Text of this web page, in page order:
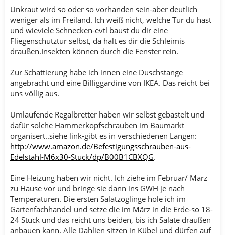
Unkraut wird so oder so vorhanden sein-aber deutlich
weniger als im Freiland. Ich weiß nicht, welche Tür du hast
und wieviele Schnecken-evtl baust du dir eine
Fliegenschutztür selbst, da hält es dir die Schleimis
draußen.Insekten können durch die Fenster rein.
Zur Schattierung habe ich innen eine Duschstange
angebracht und eine Billiggardine von IKEA. Das reicht bei
uns völlig aus.
Umlaufende Regalbretter haben wir selbst gebastelt und
dafür solche Hammerkopfschrauben im Baumarkt
organisert..siehe link-gibt es in verschiedenen Längen:
http://www.amazon.de/Befestigungsschrauben-aus-
Edelstahl-M6x30-Stück/dp/B00B1CBXQG.
Eine Heizung haben wir nicht. Ich ziehe im Februar/ März
zu Hause vor und bringe sie dann ins GWH je nach
Temperaturen. Die ersten Salatzöglinge hole ich im
Gartenfachhandel und setze die im März in die Erde-so 18-
24 Stück und das reicht uns beiden, bis ich Salate draußen
anbauen kann. Alle Dahlien sitzen in Kübel und dürfen auf